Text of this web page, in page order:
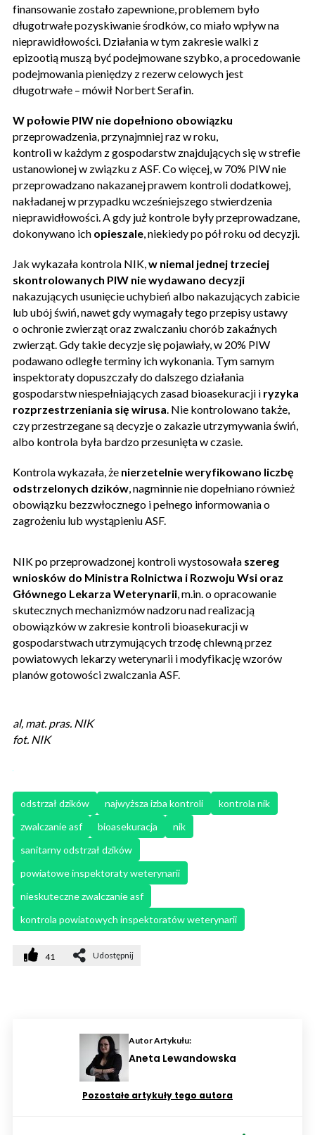
finansowanie zostało zapewnione, problemem było
długotrwałe pozyskiwanie środków, co miało wpływ na
nieprawidłowości. Działania w tym zakresie walki z
epizootią muszą być podejmowane szybko, a procedowanie
podejmowania pieniędzy z rezerw celowych jest
długotrwałe – mówił Norbert Serafin.
W połowie PIW nie dopełniono obowiązku
przeprowadzenia, przynajmniej raz w roku,
kontroli w każdym z gospodarstw znajdujących się w strefie
ustanowionej w związku z ASF. Co więcej, w 70% PIW nie
przeprowadzano nakazanej prawem kontroli dodatkowej,
nakładanej w przypadku wcześniejszego stwierdzenia
nieprawidłowości. A gdy już kontrole były przeprowadzane,
dokonywano ich opieszale , niekiedy po pół roku od decyzji.
Jak wykazała kontrola NIK, w niemal jednej trzeciej
skontrolowanych PIW nie wydawano decyzji
nakazujących usunięcie uchybień albo nakazujących zabicie
lub ubój świń, nawet gdy wymagały tego przepisy ustawy
o ochronie zwierząt oraz zwalczaniu chorób zakaźnych
zwierząt. Gdy takie decyzje się pojawiały, w 20% PIW
podawano odległe terminy ich wykonania. Tym samym
inspektoraty dopuszczały do dalszego działania
gospodarstw niespełniających zasad bioasekuracji i ryzyka
rozprzestrzeniania się wirusa . Nie kontrolowano także,
czy przestrzegane są decyzje o zakazie utrzymywania świń,
albo kontrola była bardzo przesunięta w czasie.
Kontrola wykazała, że nierzetelnie weryfikowano liczbę
odstrzelonych dzików , nagminnie nie dopełniano również
obowiązku bezzwłocznego i pełnego informowania o
zagrożeniu lub wystąpieniu ASF.
NIK po przeprowadzonej kontroli wystosowała szereg
wniosków do Ministra Rolnictwa i Rozwoju Wsi oraz
Głównego Lekarza Weterynarii , m.in. o opracowanie
skutecznych mechanizmów nadzoru nad realizacją
obowiązków w zakresie kontroli bioasekuracji w
gospodarstwach utrzymujących trzodę chlewną przez
powiatowych lekarzy weterynarii i modyfikację wzorów
planów gotowości zwalczania ASF.
al, mat. pras. NIK
fot. NIK
odstrzał dzików najwyższa izba kontroli
kontrola nik
zwalczanie asf
bioasekuracja
nik
sanitarny odstrzał dzików
powiatowe inspektoraty weterynarii
nieskuteczne zwalczanie asf
kontrola powiatowych inspektoratów weterynarii
41 Udostępnij
Autor Artykułu:
Aneta Lewandowska
Pozostałe artykuły tego autora